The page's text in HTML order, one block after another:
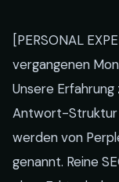
[PERSONAL
vergangenen
Unsere
Antwort-Struktur
werden von
genannt. Reine